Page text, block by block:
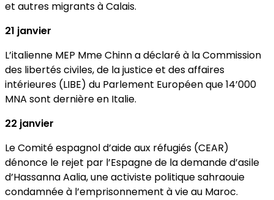
et autres migrants à Calais.
21 janvier
L’italienne MEP Mme Chinn a déclaré à la Commission
des libertés civiles, de la justice et des affaires
intérieures (LIBE) du Parlement Européen que 14’000
MNA sont dernière en Italie.
22 janvier
Le Comité espagnol d’aide aux réfugiés (CEAR)
dénonce le rejet par l’Espagne de la demande d’asile
d’Hassanna Aalia, une activiste politique sahraouie
condamnée à l’emprisonnement à vie au Maroc.